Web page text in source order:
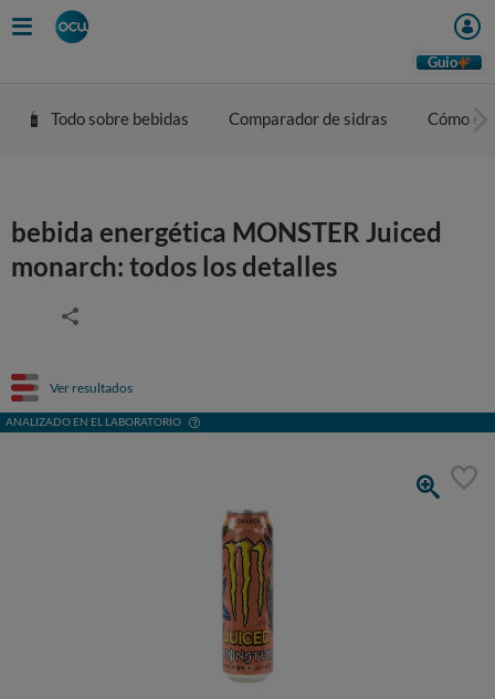
Guio
Todo sobre bebidas Comparador de sidras Cómo
bebida energética MONSTER Juiced
monarch: todos los detalles
Ver resultados
ANALIZADO EN EL LABORATORIO